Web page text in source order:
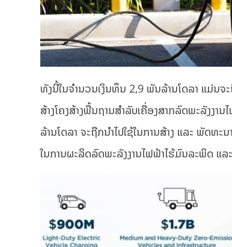
ທັງນີ້ໃນຈຳນວນເງິນທຶນ 2,9 ພັນລ້ານໂດລາ ແມ່ນ
ສ້າງໂຄງສ້າງພື້ນຖານສຳລັບເຄື່ອງສາກລົດພະລັງງ
ລ້ານໂດລາ ຈະຖືກນຳໄປໃຊ້ໃນການສ້າງ ແລະ ພັດ
ໃນການຜະລິດລົດພະລັງງານໄຟຟ້າໄຮ້ມົນລະພິດ ແ